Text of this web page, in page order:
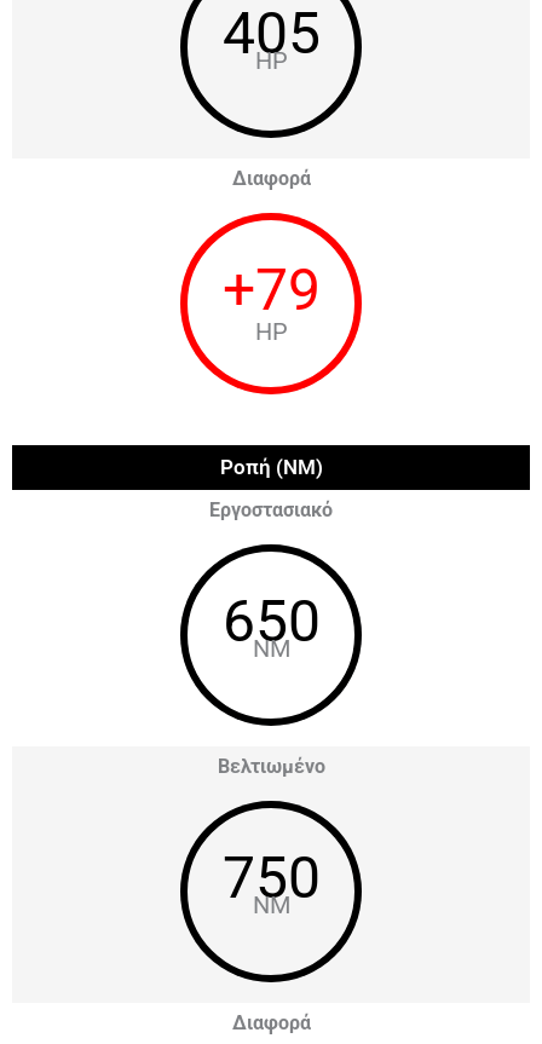
405
HP
Διαφορά
+79
HP
Ροπή (NM)
Εργοστασιακό
650
NM
Βελτιωμένο
750
NM
Διαφορά